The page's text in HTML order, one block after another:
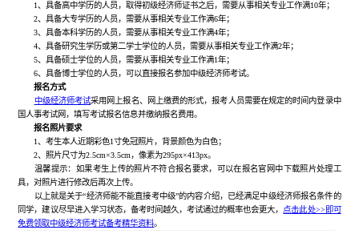
1、具备高中学历的人员，取得初级经济师证书之后，需要从事相关专业工作满10年；
2、具备大专学历的人员，需要从事相关专业工作满6年；
3、具备本科学历的人员，需要从事相关专业工作满4年；
4、具备研究生学历或第二学士学位的人员，需要从事相关专业工作满2年；
5、具备硕士学位的人员，需要从事相关专业工作满1年；
6、具备博士学位的人员，可以直接报名参加中级经济师考试。
报名方式
中级经济师考试采用网上报名、网上缴费的形式，报考人员需要在规定的时间内登录中
国人事考试网，填写考试报名信息并缴纳报名费用。
报名照片要求
1、考生本人近期彩色1寸免冠照片，背景颜色为白色；
2、照片尺寸为2.5cm×3.5cm，像素为295px×413px。
温馨提示：如果考生上传的照片不符合报名要求，可以在报名官网中下载照片处理工
具，对照片进行修改后再次上传。
以上就是关于“经济师能不能直接考中级”的内容介绍，已经满足中级经济师报名条件的
同学，建议尽早进入学习状态，备考时间越久，考试通过的概率也会更大， 点击此处>>即可
免费领取中级经济师考试备考精华资料。